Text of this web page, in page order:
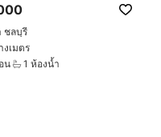
ชลบุรี
งเมตร
น
1 ห้องน้ำ